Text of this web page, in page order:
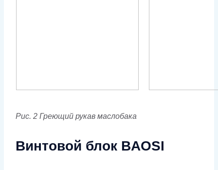
Рис. 2 Греющий рукав маслобака
Винтовой блок BAOSI